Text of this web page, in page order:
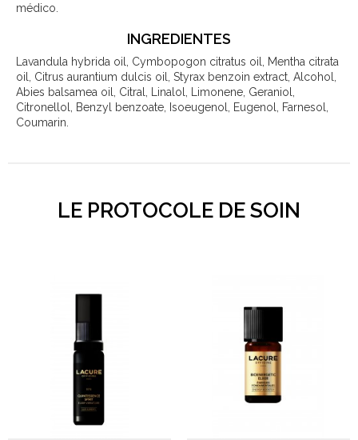
médico.
INGREDIENTES
Lavandula hybrida oil, Cymbopogon citratus oil, Mentha citrata
oil, Citrus aurantium dulcis oil, Styrax benzoin extract, Alcohol,
Abies balsamea oil, Citral, Linalol, Limonene, Geraniol,
Citronellol, Benzyl benzoate, Isoeugenol, Eugenol, Farnesol,
Coumarin.
LE PROTOCOLE DE SOIN